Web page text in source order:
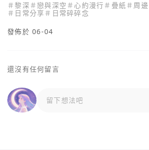
＃黎深 ＃ 戀與深空 ＃ 心約漫行＃ 疊紙＃ 周邊
＃ 日常分享＃ 日常碎碎念
發佈於 06-04
還沒有任何留言
留下想法吧